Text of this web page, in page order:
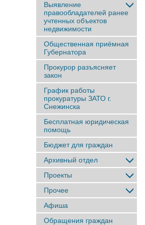
Выявление
правообладателей ранее
учтенныx объектов
недвижимости
Общественная приёмная
Губернатора
Прокурор разъясняет
закон
График работы
прокуратуры ЗАТО г.
Снежинска
Бесплатная юридическая
помощь
Бюджет для граждан
Архивный отдел
Проекты
Прочее
Афиша
Обращения граждан